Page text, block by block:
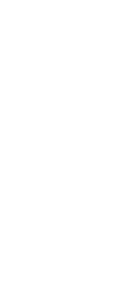
Ort.
Auslieferung.
Lieferstatus.
an.